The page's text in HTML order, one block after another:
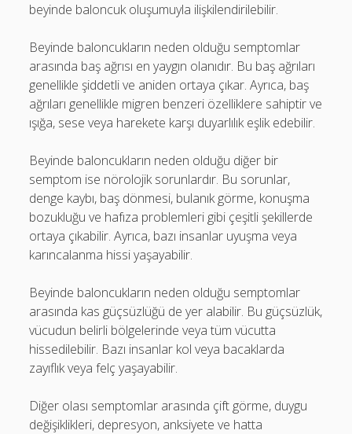
beyinde baloncuk oluşumuyla ilişkilendirilebilir.
Beyinde baloncukların neden olduğu semptomlar
arasında baş ağrısı en yaygın olanıdır. Bu baş ağrıları
genellikle şiddetli ve aniden ortaya çıkar. Ayrıca, baş
ağrıları genellikle migren benzeri özelliklere sahiptir ve
ışığa, sese veya harekete karşı duyarlılık eşlik edebilir.
Beyinde baloncukların neden olduğu diğer bir
semptom ise nörolojik sorunlardır. Bu sorunlar,
denge kaybı, baş dönmesi, bulanık görme, konuşma
bozukluğu ve hafıza problemleri gibi çeşitli şekillerde
ortaya çıkabilir. Ayrıca, bazı insanlar uyuşma veya
karıncalanma hissi yaşayabilir.
Beyinde baloncukların neden olduğu semptomlar
arasında kas güçsüzlüğü de yer alabilir. Bu güçsüzlük,
vücudun belirli bölgelerinde veya tüm vücutta
hissedilebilir. Bazı insanlar kol veya bacaklarda
zayıflık veya felç yaşayabilir.
Diğer olası semptomlar arasında çift görme, duygu
değişiklikleri, depresyon, anksiyete ve hatta